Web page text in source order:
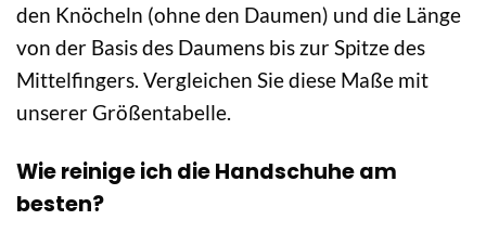
den Knöcheln (ohne den Daumen) und die Länge
von der Basis des Daumens bis zur Spitze des
Mittelfingers. Vergleichen Sie diese Maße mit
unserer Größentabelle.
Wie reinige ich die Handschuhe am
besten?